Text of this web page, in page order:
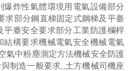
爆炸性氣體環境用電氣設備部分
求部分鋼直梯固定式鋼梯及平臺
臺安全要求部分工業防護欄桿
結構要求機械電氣安全機械電氣
氣中粉塵測定方法機械安全防護
制造一般要求,,土方機械司機座